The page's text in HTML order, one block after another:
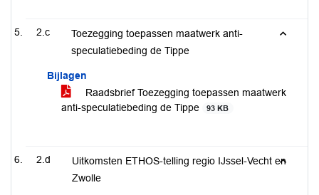
2.c
Toezegging toepassen maatwerk anti-
speculatiebeding de Tippe
Bijlagen
Raadsbrief Toezegging toepassen maatwerk
anti-speculatiebeding de Tippe
93 KB
2.d
Uitkomsten ETHOS-telling regio IJssel-Vecht en
Zwolle